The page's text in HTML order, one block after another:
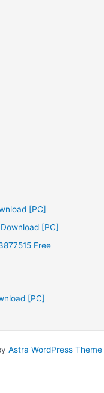
[PC]
[PC]
Free
[PC]
Astra WordPress Theme